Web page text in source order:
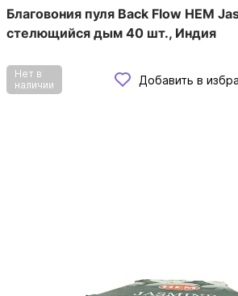
Благовония пуля Back Flow HEM
стелющийся дым 40 шт., Индия
Нет в
наличии
Добавить в